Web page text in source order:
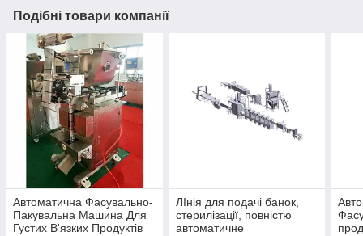
Подібні товари компанії
Автоматична Фасувально-
Пакувальна Машина Для
Густих В'язких Продуктів
ЛІнія для подачі банок,
стерилізації, повністю
автоматичне